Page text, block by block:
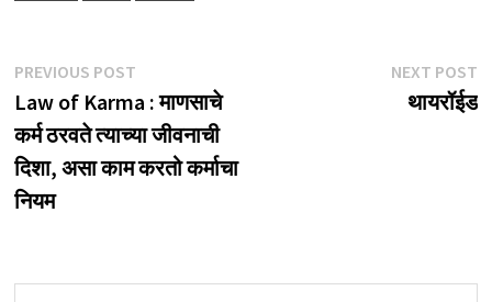
Post
navigation
PREVIOUS POSTPrevious
post:
Law of Karma : माणसाचे
कर्म ठरवते त्याच्या जीवनाची
दिशा, असा काम करतो कर्माचा
नियम
NEXT POST
थायरॉईड